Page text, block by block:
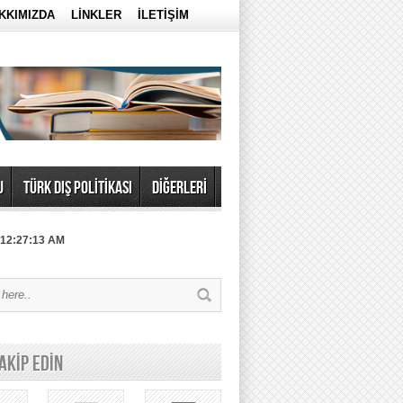
LİNKLER İLETİŞİM
TÜRK DIŞ POLİTİKASI DİĞERLERİ
AM
EDİN